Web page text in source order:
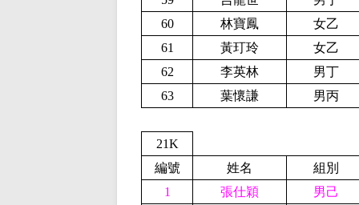
60
林寶鳳
女乙
61
黃玎玲
女乙
62
李英林
男丁
63
葉懷謙 男丙
21K
編號
姓名
組別
1
張仕穎
男己